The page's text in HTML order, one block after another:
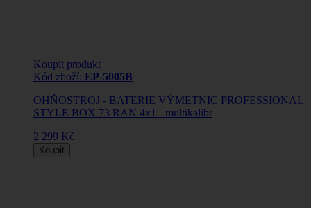
Koupit produkt
Kód zboží: EP-5005B
OHŇOSTROJ - BATERIE VÝMETNIC PROFESSIONAL
STYLE BOX 73 RAN 4x1 - multikalibr
2 299 Kč
Koupit